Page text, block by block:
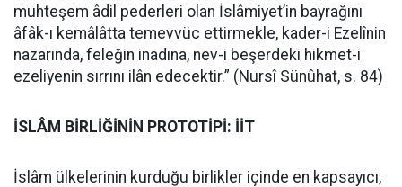
muhteşem âdil pederleri olan İslâmiyet’in bayrağını
âfâk-ı kemâlâtta temevvüc ettirmekle, kader-i Ezelînin
nazarında, feleğin inadına, nev-i beşerdeki hikmet-i
ezeliyenin sırrını ilân edecektir.” (Nursî Sünûhat, s. 84)
İSLÂM BİRLİĞİNİN PROTOTİPİ: İİT
İslâm ülkelerinin kurduğu birlikler içinde en kapsayıcı,